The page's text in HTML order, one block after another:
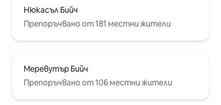
Нюкасъл Бийч
Препоръчвано от 181 местни жители
Меревутър Бийч
Препоръчвано от 106 местни жители